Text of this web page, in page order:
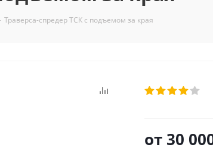
Траверса-спредер ТСК с подъемом за края
от 30